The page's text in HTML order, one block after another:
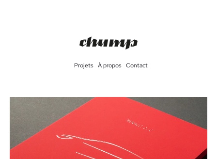
Projets À propos Contact